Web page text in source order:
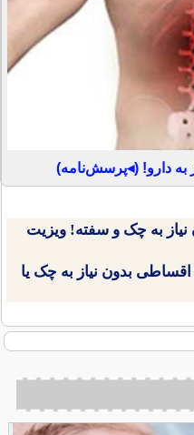
به دارو! (◂پرسش‌نامه)
نیاز به چک و سفته! ویزیت
اقساطی بدون نیاز به چک یا